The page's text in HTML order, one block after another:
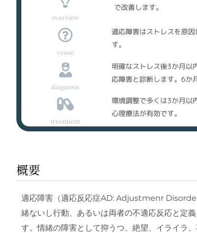
overview
で改善します。
cause
適応障害はストレスを原
す。
diagnosis
明確なストレス後3か月以
応障害と診断します。6か
treatment
環境調整で多くは3か月以
心理療法が有効です。
概要
適応障害（適応反応症AD: Adjustmenr
緒ないし行動、あるいは両者の不適応反応と定
す。情緒の障害として抑うつ、絶望、イライラ